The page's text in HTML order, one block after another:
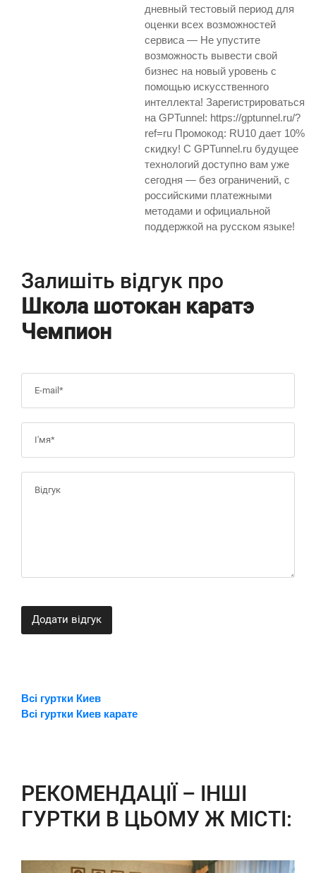
дневный тестовый период для
оценки всех возможностей
сервиса — Не упустите
возможность вывести свой
бизнес на новый уровень с
помощью искусственного
интеллекта! Зарегистрироваться
на GPTunnel: https://gptunnel.ru/?
ref=ru Промокод: RU10 дает 10%
скидку! С GPTunnel.ru будущее
технологий доступно вам уже
сегодня — без ограничений, с
российскими платежными
методами и официальной
поддержкой на русском языке!
Залишіть відгук про
Школа шотокан каратэ
Чемпион
Додати відгук
Всі гуртки Киев
Всі гуртки Киев карате
РЕКОМЕНДАЦІЇ – ІНШІ
ГУРТКИ В ЦЬОМУ Ж МІСТІ: